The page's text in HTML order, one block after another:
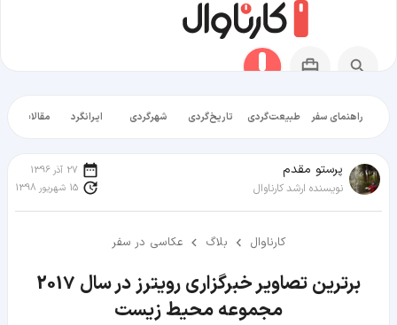
راهنمای سفر طبیعت‌گردی تاریخ‌گردی شهرگردی ایرانگرد مقالات
پرستو مقدم
نویسنده ارشد کارناوال
27 آذر 1396
15 شهریور 1398
کارناوال بلاگ عکاسی در سفر
مجموعه محیط زیست